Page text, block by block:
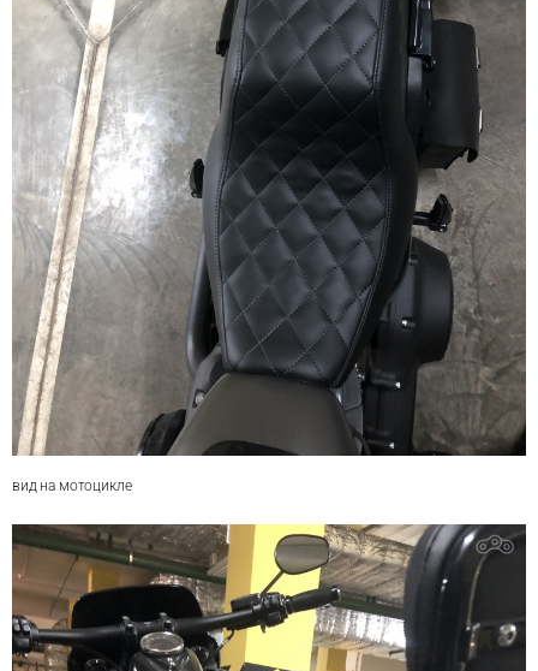
вид на мотоцикле